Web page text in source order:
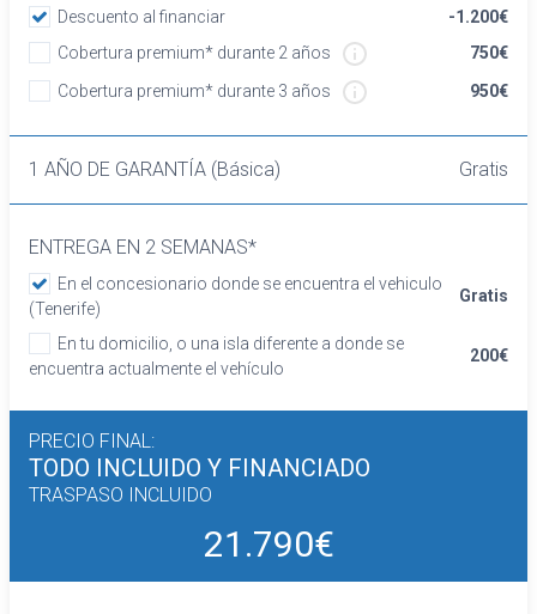
banco de orientación delantera con respaldo
abatible asimétrico
Volante revestido de cuero
Cierre centralizado
Confort
Limitador de velocidad
Elevalunas eléctricos delanteros y traseros
Dirección asistida
Aire acondicionado
Regulación de los faros con sensor de
Control de crucero
Sensores de aparcamiento traseros con
sensor
Seguridad
Airbag lateral de cortina delantero y trasero
Airbag frontal del conductor y acompañante
Descuento al financiar
-1.200€
Cobertura premium* durante 2 años
750€
Cobertura premium* durante 3 años
950€
1 AÑO DE GARANTÍA (Básica) Gratis
ENTREGA EN 2 SEMANAS*
En el concesionario donde se encuentra el vehiculo
(Tenerife)
Gratis
En tu domicilio, o una isla diferente a donde se
encuentra actualmente el vehículo
200€
PRECIO FINAL:
TODO INCLUIDO Y FINANCIADO
TRASPASO INCLUIDO
21.790€